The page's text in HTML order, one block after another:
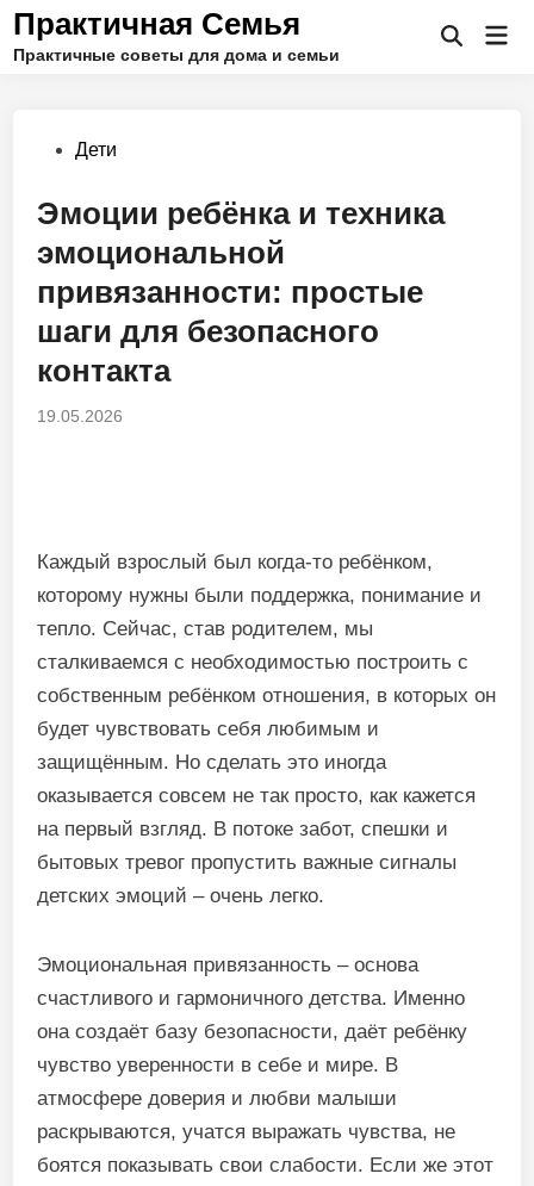
Перейти
содержимому
Практичная Семья
Практичные советы для дома и семьи
Открыть
Опубликовано
Дети
Эмоции ребёнка и техника
эмоциональной
привязанности: простые
шаги для безопасного
контакта
19.05.2026
Каждый взрослый был когда-то ребёнком,
которому нужны были поддержка, понимание и
тепло. Сейчас, став родителем, мы
сталкиваемся с необходимостью построить с
собственным ребёнком отношения, в которых он
будет чувствовать себя любимым и
защищённым. Но сделать это иногда
оказывается совсем не так просто, как кажется
на первый взгляд. В потоке забот, спешки и
бытовых тревог пропустить важные сигналы
детских эмоций – очень легко.
Эмоциональная привязанность – основа
счастливого и гармоничного детства. Именно
она создаёт базу безопасности, даёт ребёнку
чувство уверенности в себе и мире. В
атмосфере доверия и любви малыши
раскрываются, учатся выражать чувства, не
боятся показывать свои слабости. Если же этот